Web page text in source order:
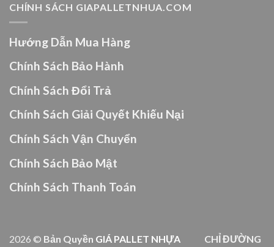
CHÍNH SÁCH GIAPALLETNHUA.COM
Hướng Dẫn Mua Hàng
Chính Sách Bảo Hành
Chính Sách Đổi Trả
Chính Sách Giải Quyết Khiếu Nại
Chính Sách Vận Chuyển
Chính Sách Bảo Mật
Chính Sách Thanh Toán
2026 © Bản Quyền GIÁ PALLET NHỰA CHỈ ĐƯỜNG